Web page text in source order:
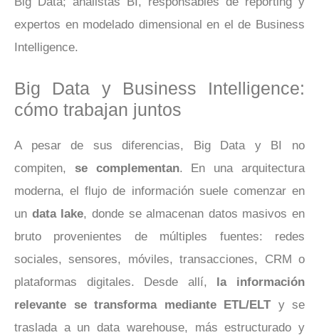
expertos en modelado dimensional en el de Business
Intelligence.
Big Data y Business Intelligence:
cómo trabajan juntos
A pesar de sus diferencias, Big Data y BI no
compiten, se complementan. En una arquitectura
moderna, el flujo de información suele comenzar en
un data lake, donde se almacenan datos masivos en
bruto provenientes de múltiples fuentes: redes
sociales, sensores, móviles, transacciones, CRM o
plataformas digitales. Desde allí, la información
relevante se transforma mediante ETL/ELTy se
traslada a un data warehouse, más estructurado y